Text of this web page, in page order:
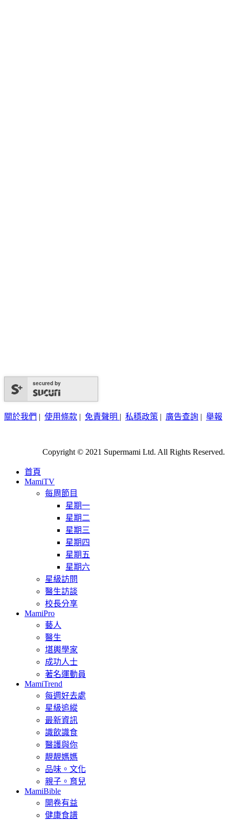
secured by
關於我們 | 使用條款 | 免責聲明 | 私穩政策 | 廣告查詢 | 舉報
Copyright © 2021 Supermami Ltd. All Rights Reserved.
首頁
MamiTV
每周節目
星期一
星期二
星期三
星期四
星期五
星期六
星級訪問
醫生訪談
校長分享
MamiPro
藝人
醫生
堪輿學家
成功人士
著名運動員
MamiTrend
每週好去處
星級追縱
最新資訊
識飲識食
醫護與你
靚靚媽媽
品味。文化
親子。育兒
MamiBible
開卷有益
健康食譜